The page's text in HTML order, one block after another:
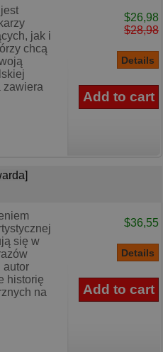
jak i
chcą
zawiera
$26,98
$28,98
się w
autor
historię
na
$36,55